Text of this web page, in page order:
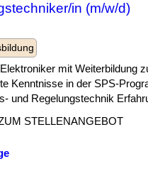
in (m/w/d)
mit Weiterbildung
Kenntnisse in der SPS-
und Regelungstechnik
STELLENANGEBOT